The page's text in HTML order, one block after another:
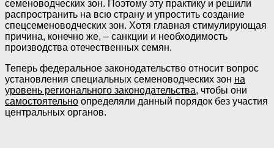
семеноводческих зон. Поэтому эту практику и решили
распространить на всю страну и упростить создание
спецсеменоводческих зон. Хотя главная стимулирующая
причина, конечно же, – санкции и необходимость
производства отечественных семян.
Теперь федеральное законодательство относит вопрос
установления специальных семеноводческих зон на
уровень регионального законодательства, чтобы они
самостоятельно определяли данный порядок без участия
центральных органов.